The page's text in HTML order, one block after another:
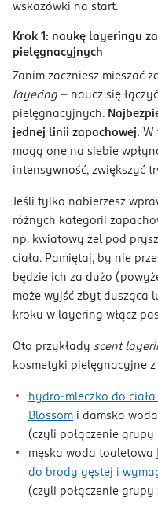
wskazówki na start.
Krok 1: naukę layeringu
pielęgnacyjnych
Zanim zaczniesz mieszać
layering – naucz się
pielęgnacyjnych.
jednej linii zapachowej. W
mogą one na siebie
intensywność, zwiększyć
Jeśli tylko nabierzesz
różnych kategorii
np. kwiatowy żel pod
ciała. Pamiętaj, by nie
będzie ich za dużo
może wyjść zbyt dusząca
kroku w layering włącz
Oto przykłady scent
kosmetyki pielęgnacyjne z
hydro-mleczko do ciała
Blossom i damska
(czyli połączenie
męska woda toaletowa
do brody gęstej i
(czyli połączenie